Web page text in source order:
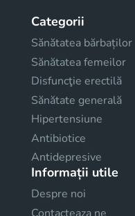
Categorii
Sănătatea bărbaților
Sănătatea femeilor
Disfuncţie erectilă
Sănătate generală
Hipertensiune
Antibiotice
Antidepresive
Informații utile
Despre noi
Contacteaza ne